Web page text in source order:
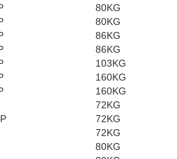
80KG
80KG
86KG
86KG
103KG
160KG
160KG
72KG
72KG
72KG
80KG